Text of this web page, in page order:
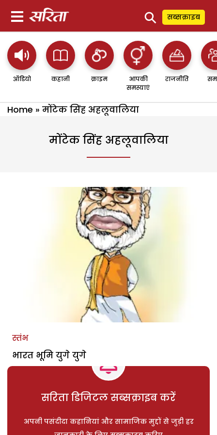
⚲ सब्सक्राइब
ऑडियो कहानी क्राइम
आपकी
समस्याएं
राजनीति
Home » मोंटेक सिंह अहलूवालिया
मोंटेक सिंह अहलूवालिया
स्तंभ
भारत भूमि युगे युगे
सरिता डिजिटल सब्सक्राइब करें
अपनी पसंदीदा कहानियां और सामाजिक मुद्दों से जुड़ी हर